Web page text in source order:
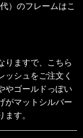
）のフレームはこ
りますで、こちら
ッシュをご注文く
やゴールドっぽい
がマットシルバー
す。